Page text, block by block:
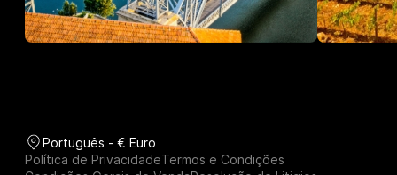
Português - € Euro
Política de PrivacidadeTermos e Condições